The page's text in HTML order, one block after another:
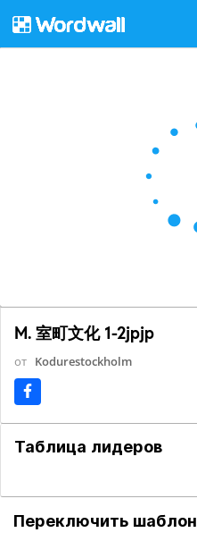
M. 室町文化 1-2jpjp
от Kodurestockholm
Таблица лидеров
Переключить шаблон